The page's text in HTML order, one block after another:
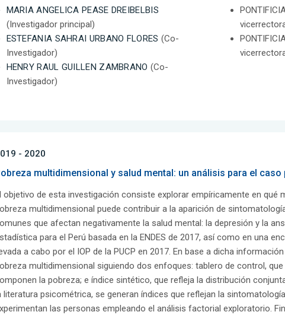
MARIA ANGELICA PEASE DREIBELBIS
(Investigador principal)
ESTEFANIA SAHRAI URBANO FLORES (Co-
Investigador)
HENRY RAUL GUILLEN ZAMBRANO (Co-
Investigador)
- 2020
multidimensional y salud mental: un análisis para el caso
objetivo de esta investigación consiste explorar empíricamente en qué
multidimensional puede contribuir a la aparición de
que afectan negativamente la salud mental: la depresión y la
para el Perú basada en la ENDES de 2017, así como en una
a cabo por el IOP de la PUCP en 2017. En base a dicha
multidimensional siguiendo dos enfoques: tablero de control,
la pobreza; e índice sintético, que refleja la distribución
literatura psicométrica, se generan índices que reflejan la
las personas empleando el análisis factorial exploratorio.